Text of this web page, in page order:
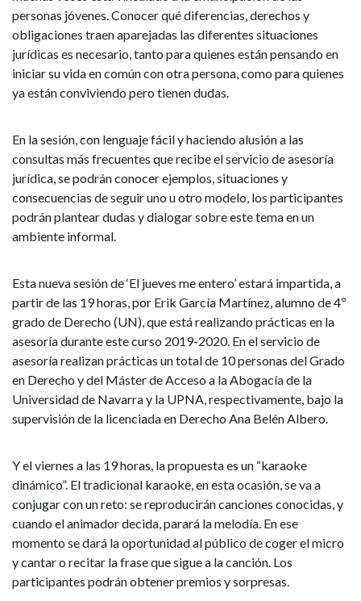
personas jóvenes. Conocer qué diferencias, derechos y
obligaciones traen aparejadas las diferentes situaciones
jurídicas es necesario, tanto para quienes están pensando en
iniciar su vida en común con otra persona, como para quienes
ya están conviviendo pero tienen dudas.
En la sesión, con lenguaje fácil y haciendo alusión a las
consultas más frecuentes que recibe el servicio de asesoría
jurídica, se podrán conocer ejemplos, situaciones y
consecuencias de seguir uno u otro modelo, los participantes
podrán plantear dudas y dialogar sobre este tema en un
ambiente informal.
Esta nueva sesión de ‘El jueves me entero’ estará impartida, a
partir de las 19 horas, por Erik García Martínez, alumno de 4º
grado de Derecho (UN), que está realizando prácticas en la
asesoría durante este curso 2019-2020. En el servicio de
asesoría realizan prácticas un total de 10 personas del Grado
en Derecho y del Máster de Acceso a la Abogacía de la
Universidad de Navarra y la UPNA, respectivamente, bajo la
supervisión de la licenciada en Derecho Ana Belén Albero.
Y el viernes a las 19 horas, la propuesta es un “karaoke
dinámico”. El tradicional karaoke, en esta ocasión, se va a
conjugar con un reto: se reproducirán canciones conocidas, y
cuando el animador decida, parará la melodía. En ese
momento se dará la oportunidad al público de coger el micro
y cantar o recitar la frase que sigue a la canción. Los
participantes podrán obtener premios y sorpresas.